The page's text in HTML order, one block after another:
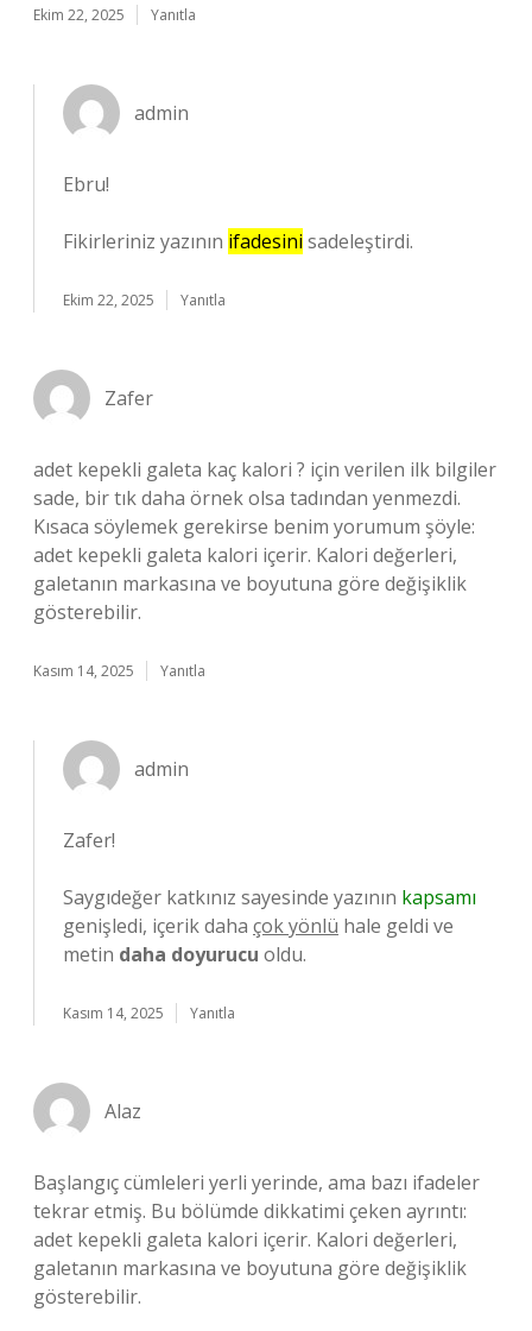
Ekim 22, 2025 Yanıtla
admin
Ebru!
Fikirleriniz yazının ifadesini sadeleştirdi.
Ekim 22, 2025 Yanıtla
Zafer
adet kepekli galeta kaç kalori ? için verilen ilk bilgiler
sade, bir tık daha örnek olsa tadından yenmezdi.
Kısaca söylemek gerekirse benim yorumum şöyle:
adet kepekli galeta kalori içerir. Kalori değerleri,
galetanın markasına ve boyutuna göre değişiklik
gösterebilir.
Kasım 14, 2025 Yanıtla
admin
Zafer!
Saygıdeğer katkınız sayesinde yazının kapsamı
genişledi, içerik daha çok yönlü hale geldi ve
metin daha doyurucu oldu.
Kasım 14, 2025 Yanıtla
Alaz
Başlangıç cümleleri yerli yerinde, ama bazı ifadeler
tekrar etmiş. Bu bölümde dikkatimi çeken ayrıntı:
adet kepekli galeta kalori içerir. Kalori değerleri,
galetanın markasına ve boyutuna göre değişiklik
gösterebilir.